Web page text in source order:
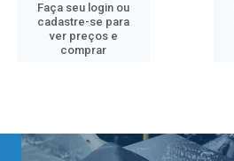
Faça seu login ou
cadastre-se para
ver preços e
comprar